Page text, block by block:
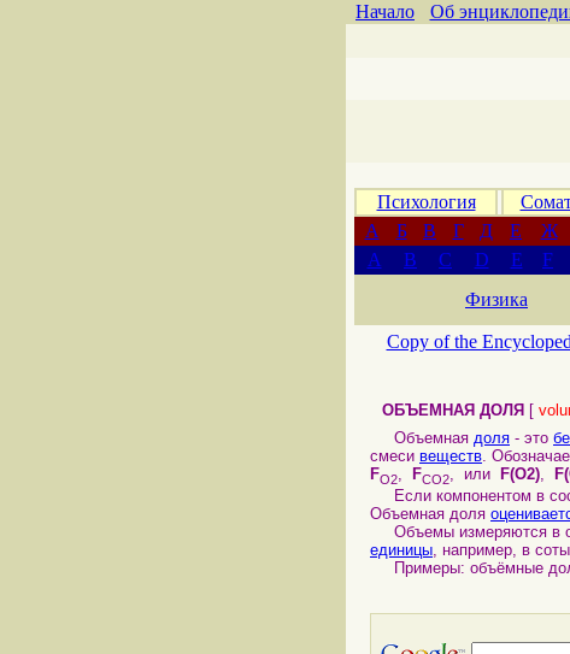
Начало Об
Психология
А
Б В Г Д Е Ж
A
B C D E F
Физика
Copy of the
ОБЪЕМНАЯ ДОЛЯ [
Объемная доля - это
смеси веществ.
FO2, FCO2, или F(O2),
Если компонентом в
Объемная доля
Объемы измеряются в
единицы , например, в
Примеры: объёмные